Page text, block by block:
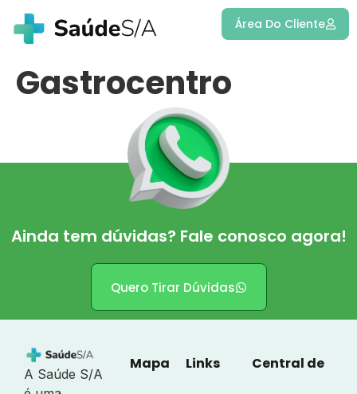
Área Do Cliente
Gastrocentro
Ainda tem dúvidas? Fale conosco agora!
Quero Tirar Dúvidas
A Saúde S/A
Mapa Links Central de